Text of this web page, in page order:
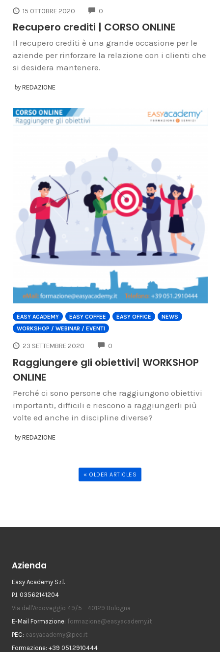
15 OTTOBRE 2020 0
Recupero crediti | CORSO ONLINE
Il recupero crediti è una grande occasione per le
aziende per rinforzare la relazione con i clienti che
si desidera mantenere.
by REDAZIONE
EASY ACADEMY EASY COFFEE EASY OFFICE
NEWS
WORKSHOP / WEBINAR / EVENTI
23 SETTEMBRE 2020 0
Raggiungere gli obiettivi| WORKSHOP
ONLINE
Perché ci sono persone che raggiungono obiettivi
importanti, difficili e riescono a raggiungerli più
volte ed anche in discipline diverse?
by REDAZIONE
« OLDER ARTICLES
Azienda
Easy Academy S.r.l.
P.I. 03562141204
Via dell'Arcoveggio 49/5 - 40129 Bologna
E-Mail Formazione: formazione@easyacademy.it
PEC: easyacademy@pec.it
Formazione: +39 051.2910444